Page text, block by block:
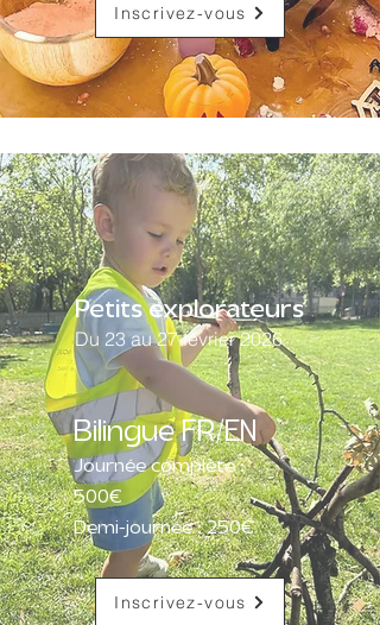
Inscrivez-vous
Petits explorateurs
Du 23 au 27 février 2026
Bilingue FR/EN
Journée complète :
500€
Demi-journée : 250€
Inscrivez-vous